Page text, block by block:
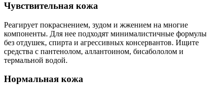
Чувствительная кожа
Реагирует покраснением, зудом и жжением на многие
компоненты. Для нее подходят минималистичные формулы
без отдушек, спирта и агрессивных консервантов. Ищите
средства с пантенолом, аллантоином, бисабололом и
термальной водой.
Нормальная кожа